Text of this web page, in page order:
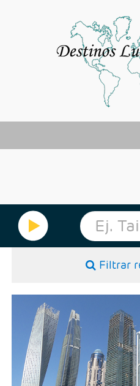
Cruceros
Por Qué?
Contacto
Sorteos
Filtrar
- Salidas: Diarias
- Categoría hotelera: A elección
- Régimen: Alojamiento y